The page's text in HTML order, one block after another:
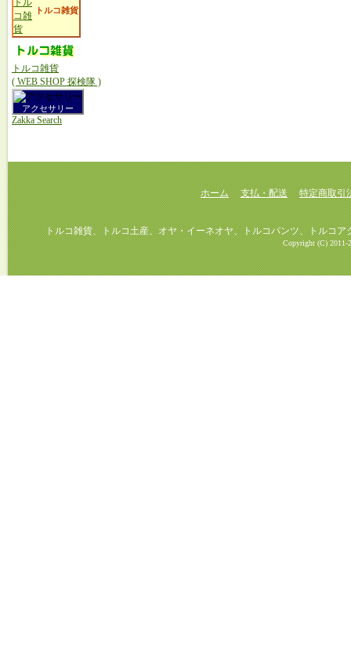
トルコ雑貨
トルコ雑貨
( WEB SHOP 探検隊 )
アクセサリー
Zakka Search
ホーム 支払・配送 特定商取引
トルコ雑貨、トルコ土産、オヤ・イーネオヤ、トルコパンツ、トルコアク
Copyright (C) 2011-